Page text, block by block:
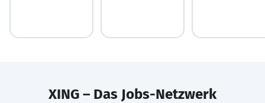
XING – Das Jobs-Netzwerk